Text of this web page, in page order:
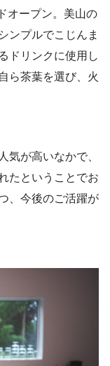
オープン。美山の
ンプルでこじんま
ドリンクに使用し
ら茶葉を選び、火
気が高いなかで、
たということでお
、今後のご活躍が